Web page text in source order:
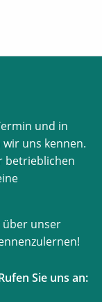
und in
uns kennen.
betrieblichen
über unser
Sie uns an: